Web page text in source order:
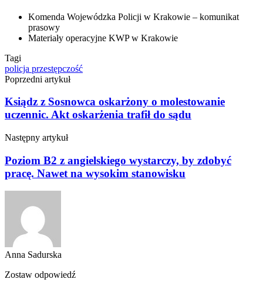
Komenda Wojewódzka Policji w Krakowie – komunikat
prasowy
Materiały operacyjne KWP w Krakowie
Tagi
policja przestępczość
Poprzedni artykuł
Ksiądz z Sosnowca oskarżony o molestowanie
uczennic. Akt oskarżenia trafił do sądu
Następny artykuł
Poziom B2 z angielskiego wystarczy, by zdobyć
pracę. Nawet na wysokim stanowisku
Anna Sadurska
Zostaw odpowiedź